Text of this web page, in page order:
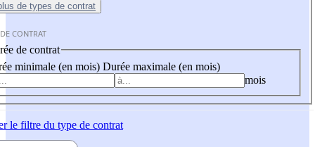
de types de contrat
CONTRAT
de contrat
minimale (en mois) Durée maximale (en mois)
mois
le filtre du type de contrat